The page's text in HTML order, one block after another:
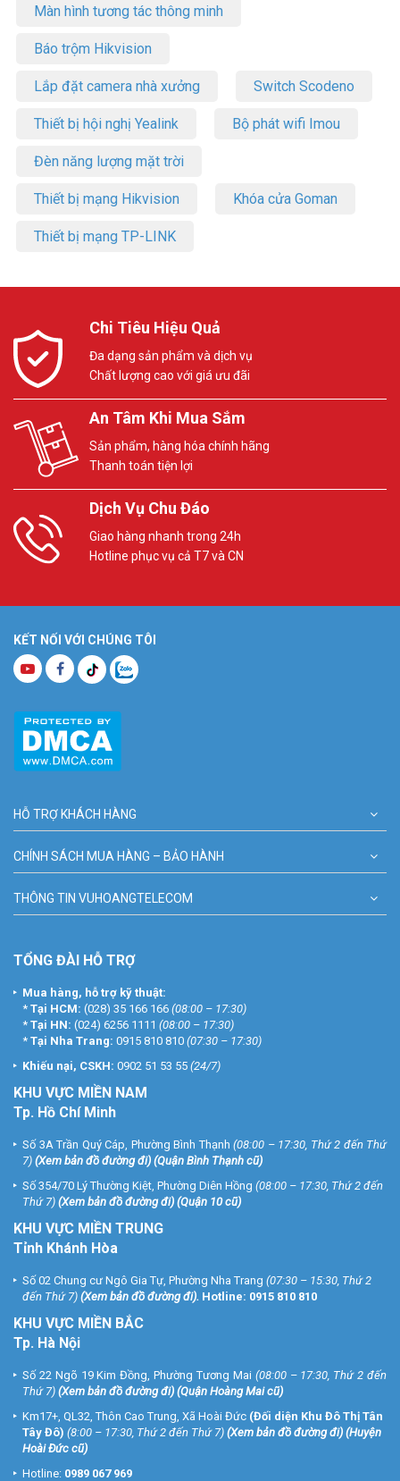
Màn hình tương tác thông minh
Báo trộm Hikvision
Lắp đặt camera nhà xưởng Switch Scodeno
Thiết bị hội nghị Yealink Bộ phát wifi Imou
Đèn năng lượng mặt trời
Thiết bị mạng Hikvision Khóa cửa Goman
Thiết bị mạng TP-LINK
Chi Tiêu Hiệu Quả
Đa dạng sản phẩm và dịch vụ
Chất lượng cao với giá ưu đãi
An Tâm Khi Mua Sắm
Sản phẩm, hàng hóa chính hãng
Thanh toán tiện lợi
Dịch Vụ Chu Đáo
Giao hàng nhanh trong 24h
Hotline phục vụ cả T7 và CN
KẾT NỐI VỚI CHÚNG TÔI
HỖ TRỢ KHÁCH HÀNG
CHÍNH SÁCH MUA HÀNG – BẢO HÀNH
THÔNG TIN VUHOANGTELECOM
TỔNG ĐÀI HỖ TRỢ
Mua hàng, hỗ trợ kỹ thuật:
* Tại HCM: (028) 35 166 166 (08:00 – 17:30)
* Tại HN: (024) 6256 1111 (08:00 – 17:30)
* Tại Nha Trang: 0915 810 810 (07:30 – 17:30)
Khiếu nại, CSKH: 0902 51 53 55 (24/7)
KHU VỰC MIỀN NAM
Tp. Hồ Chí Minh
Số 3A Trần Quý Cáp, Phường Bình Thạnh (08:00 – 17:30, Thứ 2 đến Thứ
7) (Xem bản đồ đường đi) (Quận Bình Thạnh cũ)
Số 354/70 Lý Thường Kiệt, Phường Diên Hồng (08:00 – 17:30, Thứ 2 đến
Thứ 7) (Xem bản đồ đường đi) (Quận 10 cũ)
KHU VỰC MIỀN TRUNG
Tỉnh Khánh Hòa
Số 02 Chung cư Ngô Gia Tự, Phường Nha Trang (07:30 – 15:30, Thứ 2
đến Thứ 7) (Xem bản đồ đường đi). Hotline: 0915 810 810
KHU VỰC MIỀN BẮC
Tp. Hà Nội
Số 22 Ngõ 19 Kim Đồng, Phường Tương Mai (08:00 – 17:30, Thứ 2 đến
Thứ 7) (Xem bản đồ đường đi) (Quận Hoàng Mai cũ)
Km17+, QL32, Thôn Cao Trung, Xã Hoài Đức (Đối diện Khu Đô Thị Tân
Tây Đô) (8:00 – 17:30, Thứ 2 đến Thứ 7) (Xem bản đồ đường đi) (Huyện
Hoài Đức cũ)
Hotline: 0989 067 969